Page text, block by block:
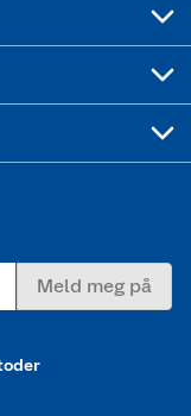
Meld meg på